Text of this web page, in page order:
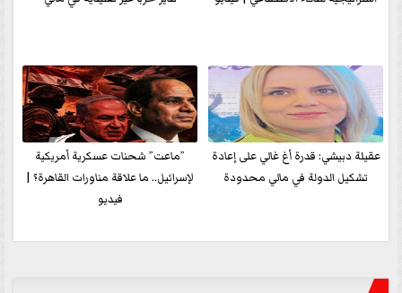
عقيلة دبيشي: قدرة أغ غالي على إعادة
تشكيل الدولة في مالي محدودة
”ماعت” شحنات عسكرية أمريكية
لإسرائيل.. ما علاقة مناورات القاهرة؟ |
فيديو